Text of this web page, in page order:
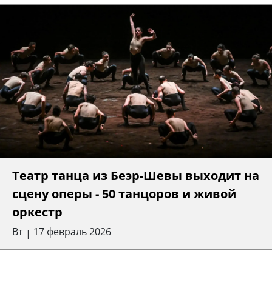
Театр танца из Беэр-Шевы выходит на
сцену оперы - 50 танцоров и живой
оркестр
Вт | 17 февраль 2026